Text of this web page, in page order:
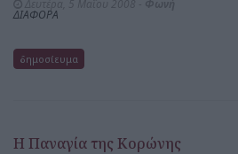
ΔΙΑΦΟΡΑ
δημοσίευμα
Η Παναγία της Κορώνης